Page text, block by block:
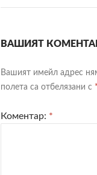
ВАШИЯТ
Вашият имейл адрес
полета са отбелязани с *
Коментар: *